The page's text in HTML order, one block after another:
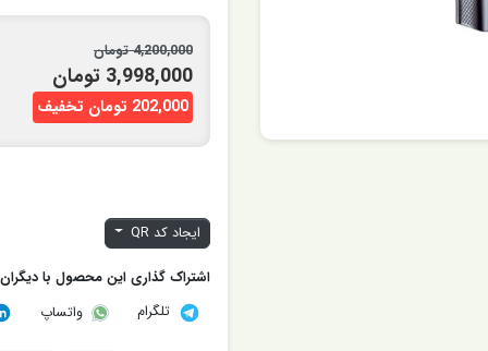
4,200,000 تومان
3,998,000 تومان
202,000 تومان تخفیف
ایجاد کد QR
اشتراک گذاری این محصول با دیگران
تلگرام
واتساپ